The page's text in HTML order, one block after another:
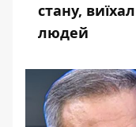
стану,
людей